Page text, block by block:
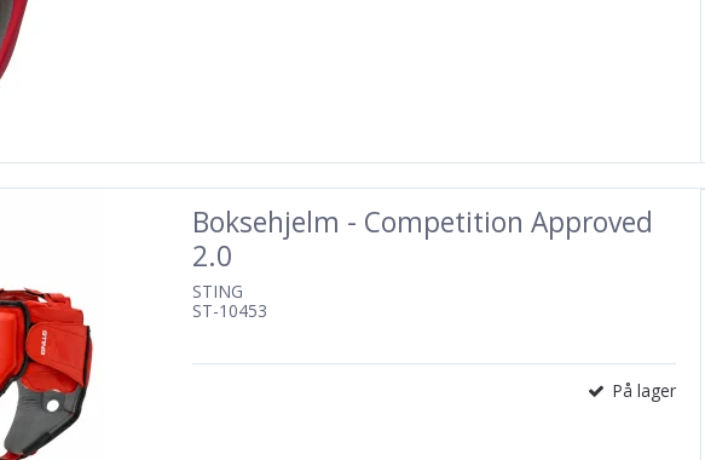
Boksehjelm - Competition Approved
2.0
STING
ST-10453
På lager